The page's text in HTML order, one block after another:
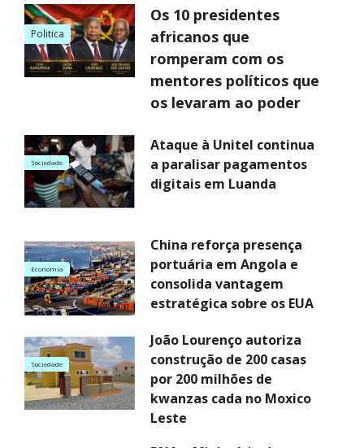
Politica
Os 10 presidentes
africanos que
romperam com os
mentores políticos que
os levaram ao poder
Sociedade
Ataque à Unitel continua
a paralisar pagamentos
digitais em Luanda
Economia
China reforça presença
portuária em Angola e
consolida vantagem
estratégica sobre os EUA
Sociedade
João Lourenço autoriza
construção de 200 casas
por 200 milhões de
kwanzas cada no Moxico
Leste